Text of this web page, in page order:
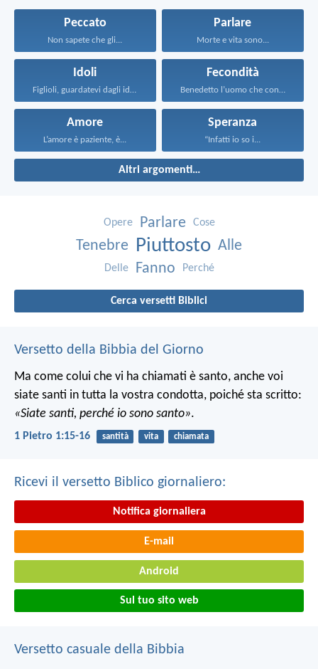
Peccato
Non sapete che gli...
Parlare
Morte e vita sono...
Idoli
Figlioli, guardatevi dagli idoli...
Fecondità
Benedetto l’uomo che confida...
Amore
L’amore è paziente, è...
Speranza
“Infatti io so i...
Altri argomenti…
Opere Parlare Cose
Tenebre Piuttosto Alle
Delle Fanno Perché
Cerca versetti Biblici
Versetto della Bibbia del Giorno
Ma come colui che vi ha chiamati è santo, anche voi
siate santi in tutta la vostra condotta, poiché sta scritto:
«Siate santi, perché io sono santo».
1 Pietro 1:15-16 santità vita chiamata
Ricevi il versetto Biblico giornaliero:
Notifica giornaliera
E-mail
Android
Sul tuo sito web
Versetto casuale della Bibbia